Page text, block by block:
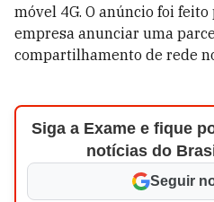
móvel 4G. O anúncio foi
empresa anunciar uma
compartilhamento de rede
Siga a Exame e fique
notícias do
Seguir